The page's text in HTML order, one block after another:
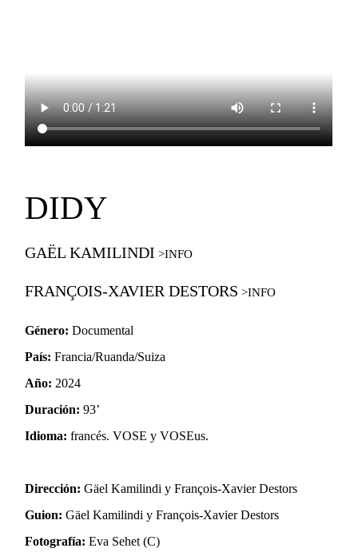
DIDY
GAËL KAMILINDI
FRANÇOIS-XAVIER DESTORS
Género: Documental
País: Francia/Ruanda/Suiza
Año: 2024
Duración: 93’
Idioma: francés. VOSE y VOSEus.
Dirección: Gäel Kamilindi y François-Xavier Destors
Guion: Gäel Kamilindi y François-Xavier Destors
Fotografía: Eva Sehet (C)